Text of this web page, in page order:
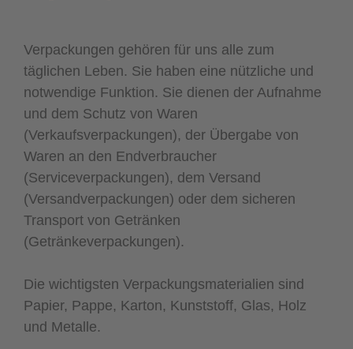
Verpackungen gehören für uns alle zum
täglichen Leben. Sie haben eine nützliche und
notwendige Funktion. Sie dienen der Aufnahme
und dem Schutz von Waren
(Verkaufsverpackungen), der Übergabe von
Waren an den Endverbraucher
(Serviceverpackungen), dem Versand
(Versandverpackungen) oder dem sicheren
Transport von Getränken
(Getränkeverpackungen).
Die wichtigsten Verpackungsmaterialien sind
Papier, Pappe, Karton, Kunststoff, Glas, Holz
und Metalle.